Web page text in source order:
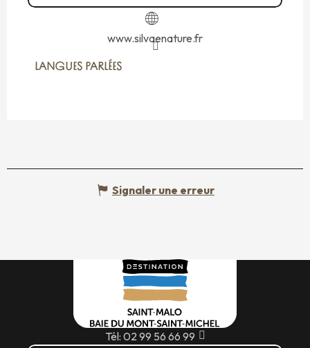
www.silvaenature.fr
LANGUES PARLÉES
LANGUES PARLÉES
Signaler une erreur
Tél: 02 99 56 66 99